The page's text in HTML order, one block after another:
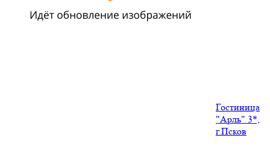
Гостиница
"Арль" 3*,
г.Псков